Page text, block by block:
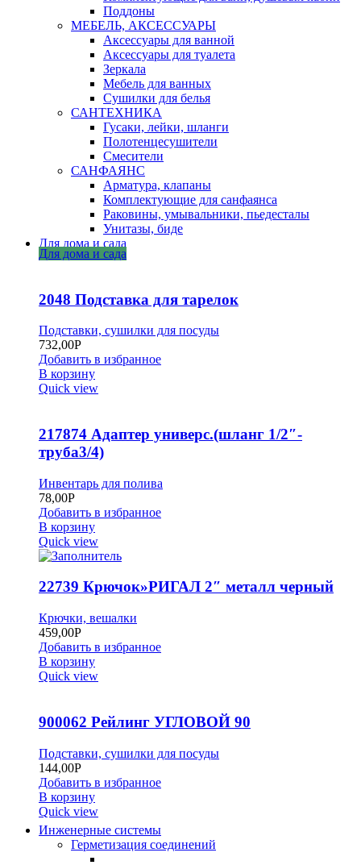
Поддоны
МЕБЕЛЬ, АКСЕССУАРЫ
Аксессуары для ванной
Аксессуары для туалета
Зеркала
Мебель для ванных
Сушилки для белья
САНТЕХНИКА
Гусаки, лейки, шланги
Полотенцесушители
Смесители
САНФАЯНС
Арматура, клапаны
Комплектующие для санфаянса
Раковины, умывальники, пьедесталы
Унитазы, биде
Для дома и сада
Для дома и сада
2048 Подставка для тарелок
Подставки, сушилки для посуды
732,00Р
Добавить в избранное
В корзину
Quick view
217874 Адаптер универс.(шланг 1/2″-
труба3/4)
Инвентарь для полива
78,00Р
Добавить в избранное
В корзину
Quick view
22739 Крючок»РИГАЛ 2″ металл черный
Крючки, вешалки
459,00Р
Добавить в избранное
В корзину
Quick view
900062 Рейлинг УГЛОВОЙ 90
Подставки, сушилки для посуды
144,00Р
Добавить в избранное
В корзину
Quick view
Инженерные системы
Герметизация соединений